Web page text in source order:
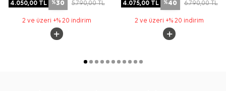
4.050,00TL %30 5.790,00TL
2 ve üzeri +% 20 indirim
4.075,00TL %40 6.790,00TL
2 ve üzeri +% 20 indirim